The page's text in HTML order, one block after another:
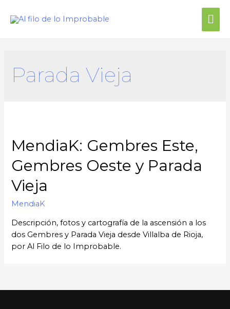
Parada Vieja
MendiaK: Gembres Este,
Gembres Oeste y Parada
Vieja
MendiaK
Descripción, fotos y cartografía de la ascensión a los
dos Gembres y Parada Vieja desde Villalba de Rioja,
por Al Filo de lo Improbable.